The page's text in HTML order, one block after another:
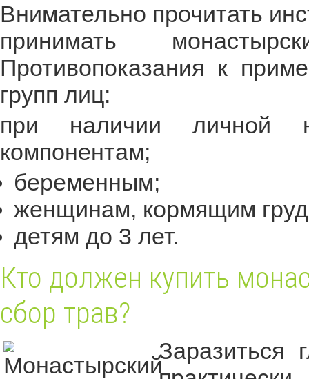
Внимательно прочитать
принимать
Противопоказания к
групп лиц:
при наличии личной
компонентам;
беременным;
женщинам, кормящим
детям до 3 лет.
Кто должен купить
сбор трав?
Заразиться